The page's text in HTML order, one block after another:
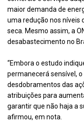
maior demanda de
uma redução nos níveis
seca. Mesmo assim, a
desabastecimento no
“Embora o estudo
permanecerá sensível,
desdobramentos das
atribuições para
garantir que não haja a
afirmou, em nota.